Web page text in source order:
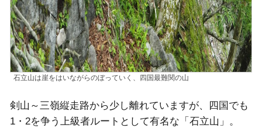
石立山は崖をはいながらのぼっていく、四国最難関の山
剣山～三嶺縦走路から少し離れていますが、四国でも
1・2を争う上級者ルートとして有名な「石立山」。